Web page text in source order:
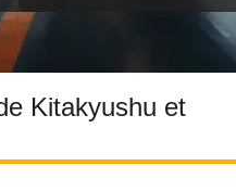
Kitakyushu et